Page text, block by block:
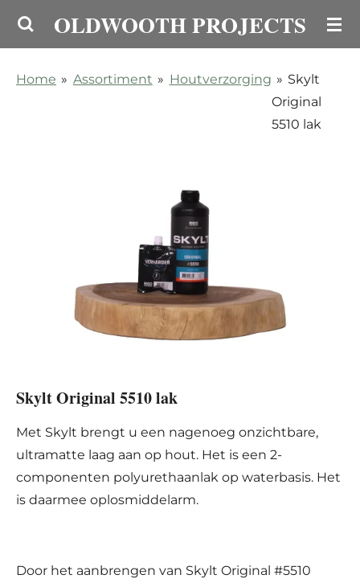
Ga
de
OLDWOOTH PROJECTS
Home » Assortiment » Houtverzorging » Skylt
Original
5510 lak
Skylt Original 5510 lak
Met Skylt brengt u een nagenoeg onzichtbare,
ultramatte laag aan op hout. Het is een 2-
componenten polyurethaanlak op waterbasis. Het
is daarmee oplosmiddelarm.
Door het aanbrengen van Skylt Original #5510